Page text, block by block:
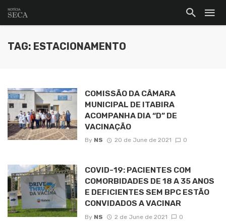
TAG: ESTACIONAMENTO
COMISSÃO DA CÂMARA
MUNICIPAL DE ITABIRA
ACOMPANHA DIA “D” DE
VACINAÇÃO
By NS 20 de June de 2021 0
COVID-19: PACIENTES COM
COMORBIDADES DE 18 A 35 ANOS
E DEFICIENTES SEM BPC ESTÃO
CONVIDADOS A VACINAR
By NS 2 de June de 2021 0